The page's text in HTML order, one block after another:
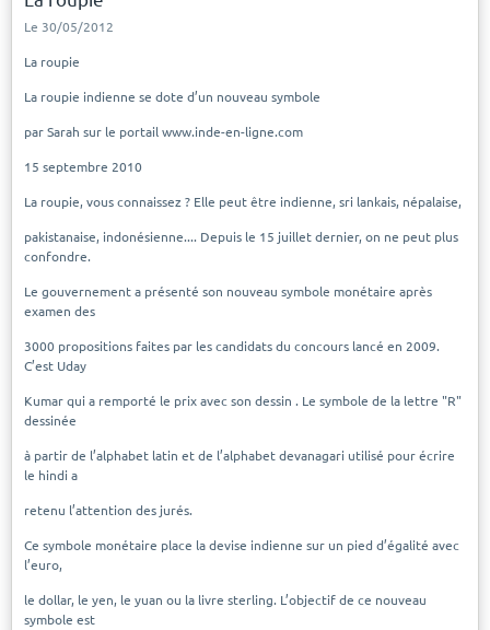
Le 30/05/2012
La roupie
La roupie indienne se dote d’un nouveau symbole
par Sarah sur le portail www.inde-en-ligne.com
15 septembre 2010
La roupie, vous connaissez ? Elle peut être indienne, sri lankais, népalaise,
pakistanaise, indonésienne.... Depuis le 15 juillet dernier, on ne peut plus
confondre.
Le gouvernement a présenté son nouveau symbole monétaire après
examen des
3000 propositions faites par les candidats du concours lancé en 2009.
C’est Uday
Kumar qui a remporté le prix avec son dessin . Le symbole de la lettre "R"
dessinée
à partir de l’alphabet latin et de l’alphabet devanagari utilisé pour écrire
le hindi a
retenu l’attention des jurés.
Ce symbole monétaire place la devise indienne sur un pied d’égalité avec
l’euro,
le dollar, le yen, le yuan ou la livre sterling. L’objectif de ce nouveau
symbole est